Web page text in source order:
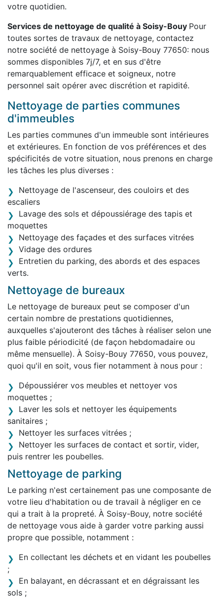
votre quotidien.
Services de nettoyage de qualité à Soisy-Bouy Pour
toutes sortes de travaux de nettoyage, contactez
notre société de nettoyage à Soisy-Bouy 77650: nous
sommes disponibles 7j/7, et en sus d'être
remarquablement efficace et soigneux, notre
personnel sait opérer avec discrétion et rapidité.
Nettoyage de parties communes
d'immeubles
Les parties communes d'un immeuble sont intérieures
et extérieures. En fonction de vos préférences et des
spécificités de votre situation, nous prenons en charge
les tâches les plus diverses :
Nettoyage de l'ascenseur, des couloirs et des
escaliers
Lavage des sols et dépoussiérage des tapis et
moquettes
Nettoyage des façades et des surfaces vitrées
Vidage des ordures
Entretien du parking, des abords et des espaces
verts.
Nettoyage de bureaux
Le nettoyage de bureaux peut se composer d'un
certain nombre de prestations quotidiennes,
auxquelles s'ajouteront des tâches à réaliser selon une
plus faible périodicité (de façon hebdomadaire ou
même mensuelle). À Soisy-Bouy 77650, vous pouvez,
quoi qu'il en soit, vous fier notamment à nous pour :
Dépoussiérer vos meubles et nettoyer vos
moquettes ;
Laver les sols et nettoyer les équipements
sanitaires ;
Nettoyer les surfaces vitrées ;
Nettoyer les surfaces de contact et sortir, vider,
puis rentrer les poubelles.
Nettoyage de parking
Le parking n'est certainement pas une composante de
votre lieu d'habitation ou de travail à négliger en ce
qui a trait à la propreté. À Soisy-Bouy, notre société
de nettoyage vous aide à garder votre parking aussi
propre que possible, notamment :
En collectant les déchets et en vidant les poubelles
;
En balayant, en décrassant et en dégraissant les
sols ;